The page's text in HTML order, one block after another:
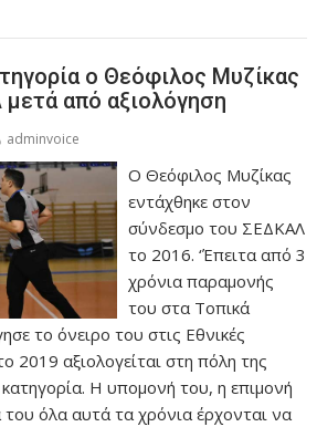
ο Θεόφιλος Μυζίκας
από αξιολόγηση
adminvoice
Ο Θεόφιλος Μυζίκας
εντάχθηκε στον
σύνδεσμο του ΣΕΔΚΑΛ
το 2016. ‘Έπειτα από 3
χρόνια παραμονής
του στα Τοπικά
το όνειρο του στις Εθνικές
2019 αξιολογείται στη πόλη της
Η υπομονή του, η επιμονή
όλα αυτά τα χρόνια έρχονται να